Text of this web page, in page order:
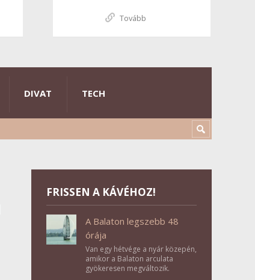
Tovább
DIVAT TECH
FRISSEN A KÁVÉHOZ!
A Balaton legszebb 48
órája
Van egy hétvége a nyár közepén,
amikor a Balaton arculata
gyökeresen megváltozik.